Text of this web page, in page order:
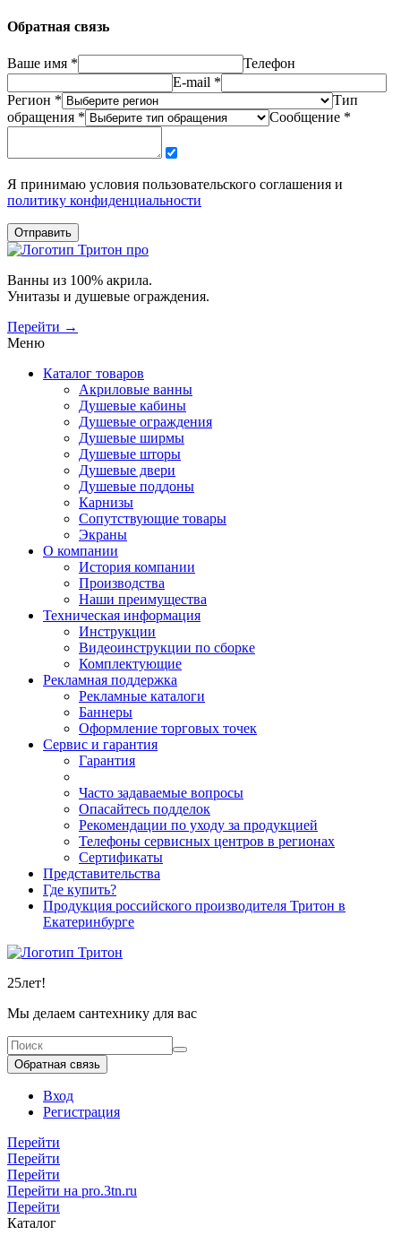
Обратная связь
Ваше имя *
Телефон
E-mail *
Регион *
Тип
обращения *
Сообщение *
Я принимаю условия пользовательского соглашения и
политику конфиденциальности
Отправить
Ванны из 100% акрила.
Унитазы и душевые ограждения.
Перейти →
Меню
Каталог товаров
Акриловые ванны
Душевые кабины
Душевые ограждения
Душевые ширмы
Душевые шторы
Душевые двери
Душевые поддоны
Карнизы
Сопутствующие товары
Экраны
О компании
История компании
Производства
Наши преимущества
Техническая информация
Инструкции
Видеоинструкции по сборке
Комплектующие
Рекламная поддержка
Рекламные каталоги
Баннеры
Оформление торговых точек
Сервис и гарантия
Гарантия
Часто задаваемые вопросы
Опасайтесь подделок
Рекомендации по уходу за продукцией
Телефоны сервисных центров в регионах
Сертификаты
Представительства
Где купить?
Продукция российского производителя Тритон в
Екатеринбурге
25лет!
Мы делаем сантехнику для вас
Обратная связь
Вход
Регистрация
Перейти
Перейти
Перейти
Перейти на pro.3tn.ru
Перейти
Каталог